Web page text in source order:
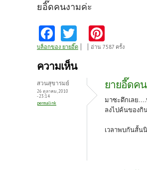
ยอิ๊ดคนงามค่ะ
Fa
ce
b
o
o
k
w
itt
er
nt
es
t
บล็อกของ ยายอิ๊ด อ่าน 7587 ครั้ง
ความเห็น
สวนสุขารมย์
26 ตุลาคม, 2010
- 23:14
permalink
ยายอี๊ดค
มาซะดึกเลย
ลงไปค้นของกิ
เวลาพบกันสั้น